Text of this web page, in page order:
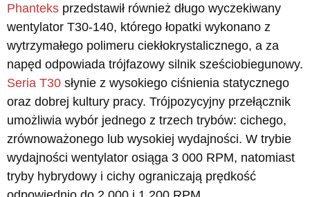
Phanteks przedstawił również długo wyczekiwany
wentylator T30-140, którego łopatki wykonano z
wytrzymałego polimeru ciekłokrystalicznego, a za
napęd odpowiada trójfazowy silnik sześciobiegunowy.
Seria T30 słynie z wysokiego ciśnienia statycznego
oraz dobrej kultury pracy. Trójpozycyjny przełącznik
umożliwia wybór jednego z trzech trybów: cichego,
zrównoważonego lub wysokiej wydajności. W trybie
wydajności wentylator osiąga 3 000 RPM, natomiast
tryby hybrydowy i cichy ograniczają prędkość